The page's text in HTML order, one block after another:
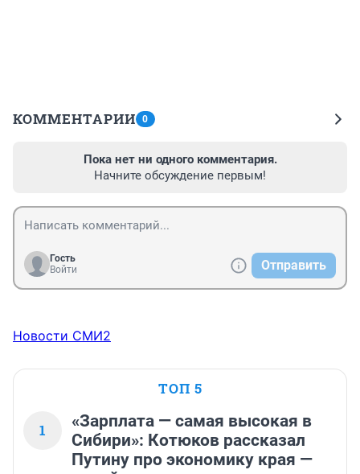
КОММЕНТАРИИ 0
Пока нет ни одного комментария.
Начните обсуждение первым!
Гость
Войти
Отправить
Новости СМИ2
ТОП 5
1
«Зарплата — самая высокая в
Сибири»: Котюков рассказал
Путину про экономику края —